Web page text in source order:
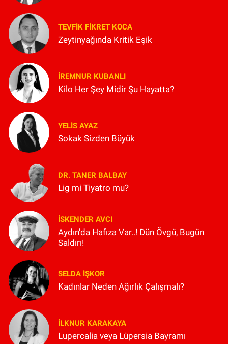
TEVFIK FIKRET KOCA
Zeytinyağında Kritik Eşik
İREMNUR KUBANLI
Kilo Her Şey Midir Şu Hayatta?
YELIS AYAZ
Sokak Sizden Büyük
DR. TANER BALBAY
Lig mi Tiyatro mu?
İSKENDER AVCI
Aydın'da Hafıza Var..! Dün Övgü, Bugün
Saldırı!
SELDA İŞKOR
Kadınlar Neden Ağırlık Çalışmalı?
İLKNUR KARAKAYA
Lupercalia veya Lüpersia Bayramı